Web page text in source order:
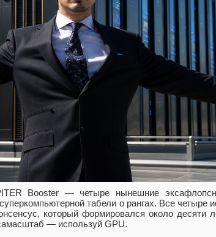
Booster — четыре нынешние
табели о рангах. Все четыре
который формировался около десяти
— используй GPU.